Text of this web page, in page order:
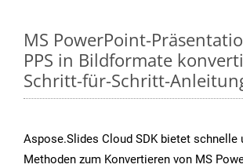
MS PowerPoint-
PPS in Bildformate
Schritt-für-Schritt-
Aspose.Slides Cloud SDK bietet schnelle
Methoden zum Konvertieren von MS